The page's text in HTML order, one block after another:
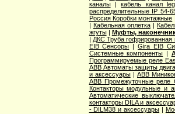
каналы|кабель канал
распределительные IP 54-
Россия Коробки монтажные
| Кабельная оплетка|
жгуты| Муфты,
| ДКС Труба гофрированная
EIB Сенсоры |Gira EIB
Системные компоненты |
Программируемые реле
ABB Автоматы защиты
и аксессуары|ABB
ABB Промежуточные реле
Контакторы модульные и
Автоматические
контакторы DILA и
- DILM38 и аксессуары |